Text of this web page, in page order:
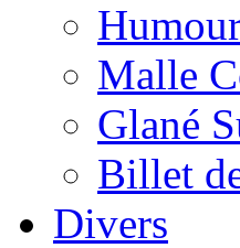
Malle
Glané
Billet
Divers